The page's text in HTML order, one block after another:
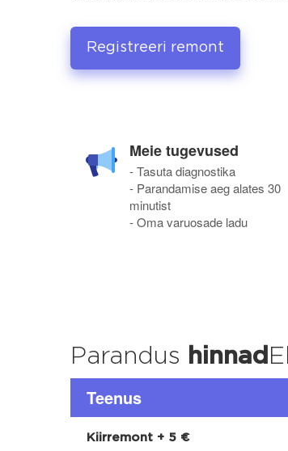
Registreeri remont
Meie tugevused
- Tasuta diagnostika
- Parandamise aeg alates 30
minutist
- Oma varuosade ladu
Parandus hinnad
Teenus
Kiirremont + 5 €